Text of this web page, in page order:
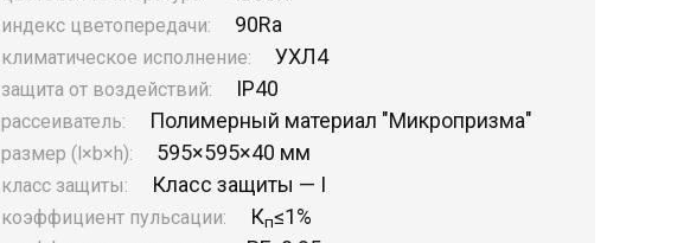
индекс цветопередачи: 90Ra
климатическое исполнение: УХЛ4
защита от воздействий: IP40
рассеиватель: Полимерный материал "Микропризма"
размер (l×b×h): 595×595×40 мм
класс защиты: Класс защиты — I
коэффициент пульсации: Кп≤1%